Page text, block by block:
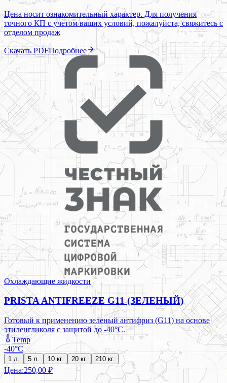
Цена носит ознакомительный характер. Для получения
точного КП с учетом ваших условий, пожалуйста, свяжитесь с
отделом продаж
Скачать PDFПодробнее
Охлаждающие жидкости
PRISTA ANTIFREEZE G11 (ЗЕЛЕНЫЙ)
Готовый к применению зеленый антифриз (G11) на основе
этиленгликоля с защитой до -40°C.
Temp
-40°C
1 л. 5 л. 10 кг. 20 кг. 210 кг.
Цена:250,00 ₽